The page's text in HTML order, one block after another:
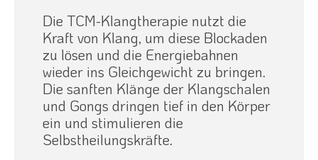
Die TCM-Klangtherapie nutzt die
Kraft von Klang, um diese Blockaden
zu lösen und die Energiebahnen
wieder ins Gleichgewicht zu bringen.
Die sanften Klänge der Klangschalen
und Gongs dringen tief in den Körper
ein und stimulieren die
Selbstheilungskräfte.